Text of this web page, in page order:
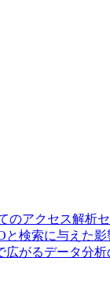
のアクセス解析
と検索に与えた
広がるデータ分